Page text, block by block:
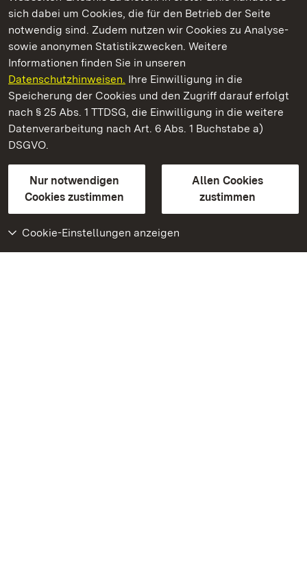
sich dabei um Cookies, die für den Betrieb der Seite
notwendig sind. Zudem nutzen wir Cookies zu Analyse-
sowie anonymen Statistikzwecken. Weitere
Informationen finden Sie in unseren
Datenschutzhinweisen. Ihre Einwilligung in die
Speicherung der Cookies und den Zugriff darauf erfolgt
nach § 25 Abs. 1 TTDSG, die Einwilligung in die weitere
Datenverarbeitung nach Art. 6 Abs. 1 Buchstabe a)
DSGVO.
Nur notwendigen
Cookies zustimmen
Allen Cookies
zustimmen
Cookie-Einstellungen anzeigen
Staatliche Schlösser und Gärten Baden‑Württemberg
Staatliche Schlösser und Gärten Baden-Württemberg
Kontakt
GebärdenspracheLeichte Sprache
Erklärung zur Barrierefreiheit
BITV-konform (geprüfte Seiten)
Weiteres